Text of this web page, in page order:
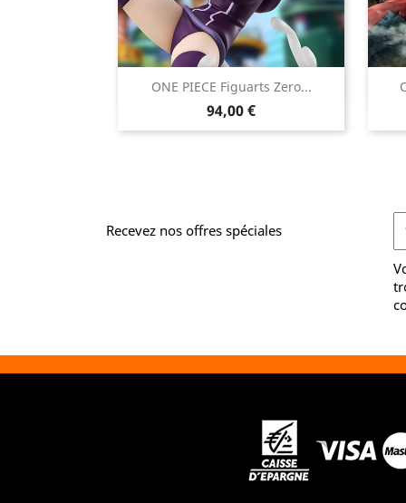
ONE PIECE Figuarts Zero...
Prix
94,00 €
Aperçu rapide
Recevez nos offres spéciales